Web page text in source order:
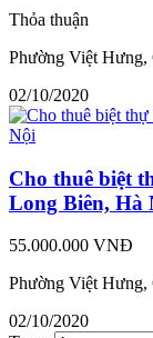
Thỏa thuận
Phường Việt
02/10/2020
Cho thuê biệt
Long Biên, Hà
55.000.000 VNĐ
Phường Việt
02/10/2020